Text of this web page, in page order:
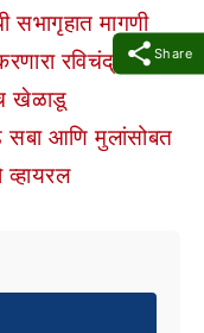
Share
सभागृहात मागणी
रविचंद्रन
खेळाडू
आणि मुलांसोबत